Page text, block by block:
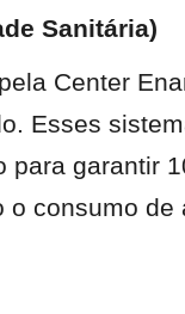
Sanitária)
Center
Esses
para garantir
consumo